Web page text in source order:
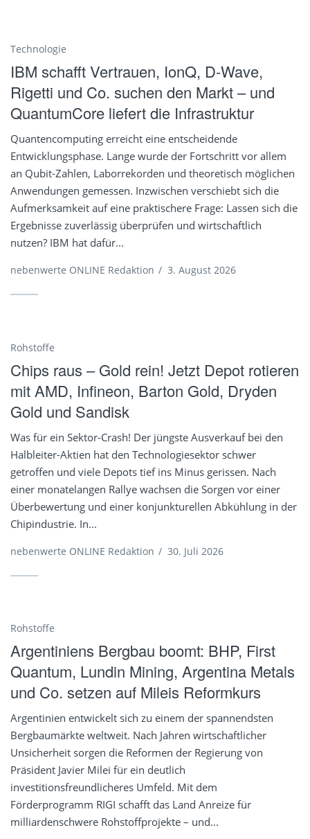
Technologie
IBM schafft Vertrauen, IonQ, D-Wave,
Rigetti und Co. suchen den Markt – und
QuantumCore liefert die Infrastruktur
Quantencomputing erreicht eine entscheidende
Entwicklungsphase. Lange wurde der Fortschritt vor allem
an Qubit-Zahlen, Laborrekorden und theoretisch möglichen
Anwendungen gemessen. Inzwischen verschiebt sich die
Aufmerksamkeit auf eine praktischere Frage: Lassen sich die
Ergebnisse zuverlässig überprüfen und wirtschaftlich
nutzen? IBM hat dafür...
nebenwerte ONLINE Redaktion / 3. August 2026
Rohstoffe
Chips raus – Gold rein! Jetzt Depot rotieren
mit AMD, Infineon, Barton Gold, Dryden
Gold und Sandisk
Was für ein Sektor-Crash! Der jüngste Ausverkauf bei den
Halbleiter-Aktien hat den Technologiesektor schwer
getroffen und viele Depots tief ins Minus gerissen. Nach
einer monatelangen Rallye wachsen die Sorgen vor einer
Überbewertung und einer konjunkturellen Abkühlung in der
Chipindustrie. In...
nebenwerte ONLINE Redaktion / 30. Juli 2026
Rohstoffe
Argentiniens Bergbau boomt: BHP, First
Quantum, Lundin Mining, Argentina Metals
und Co. setzen auf Mileis Reformkurs
Argentinien entwickelt sich zu einem der spannendsten
Bergbaumärkte weltweit. Nach Jahren wirtschaftlicher
Unsicherheit sorgen die Reformen der Regierung von
Präsident Javier Milei für ein deutlich
investitionsfreundlicheres Umfeld. Mit dem
Förderprogramm RIGI schafft das Land Anreize für
milliardenschwere Rohstoffprojekte – und...